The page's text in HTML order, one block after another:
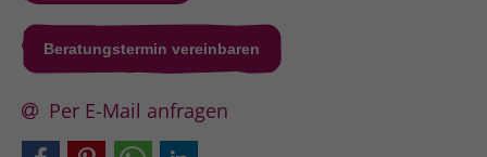
Beratungstermin vereinbaren
Per E-Mail anfragen